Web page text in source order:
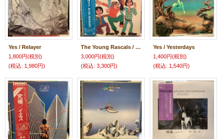
Yes / Relayer
1,800円(税別)
(税込: 1,980円)
The Young Rascals / Groovin'
3,000円(税別)
(税込: 3,300円)
Yes / Yesterdays
1,400円(税別)
(税込: 1,540円)